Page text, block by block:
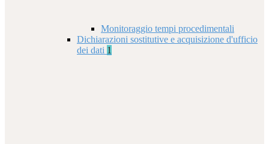
Monitoraggio tempi procedimentali
Dichiarazioni sostitutive e acquisizione d'ufficio
dei dati 1